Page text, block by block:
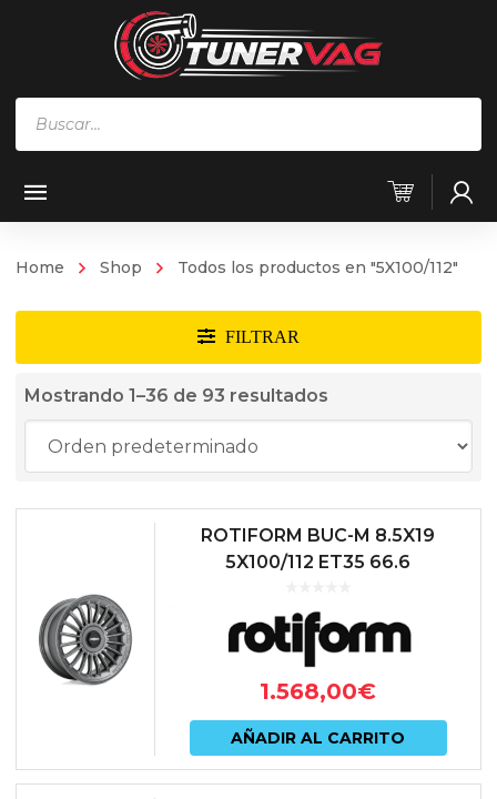
Home Shop Todos los productos en "5X100/112"
Mostrando 1–36 de 93 resultados
ROTIFORM BUC-M 8.5X19
5X100/112 ET35 66.6
1.568,00€
AÑADIR AL CARRITO